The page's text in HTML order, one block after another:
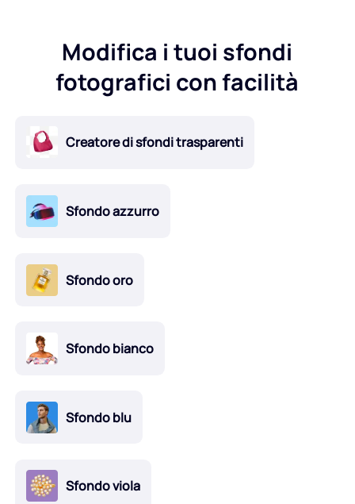
Modifica i tuoi sfondi
fotografici con facilità
Creatore di sfondi trasparenti
Sfondo azzurro
Sfondo oro
Sfondo bianco
Sfondo blu
Sfondo viola